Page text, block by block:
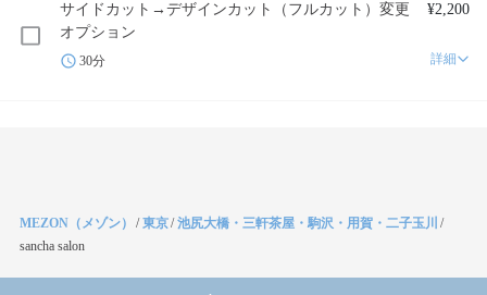
サイドカット→デザインカット（フルカット）変更
オプション
¥2,200
30分 詳細
MEZON（メゾン） /東京/池尻大橋・三軒茶屋・駒沢・用賀・二子玉川 /
sancha salon